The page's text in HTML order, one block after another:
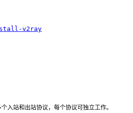
v2ray
入站和出站协议，每个协议可独立工作。